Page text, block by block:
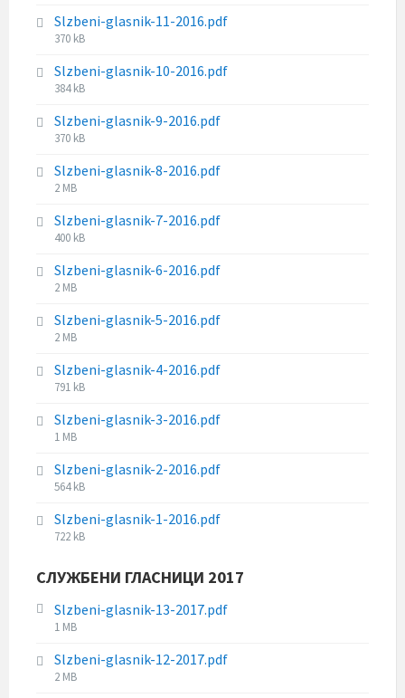
e
:i
z
e
:
l
e
i
z
e
:
Slzbeni-glasnik-11-2016.pdf
F
l
e
i
z
e
:
370 kB
Slzbeni-glasnik-10-2016.pdf
F
l
e
i
z
e
384 kB
Slzbeni-glasnik-9-2016.pdf
F
l
e
i
z
e
:
370 kB
Slzbeni-glasnik-8-2016.pdf
F
l
e
i
z
e
:
2 MB
Slzbeni-glasnik-7-2016.pdf
F
l
e
i
z
e
:
400 kB
Slzbeni-glasnik-6-2016.pdf
F
l
e
i
z
e
:
2 MB
Slzbeni-glasnik-5-2016.pdf
F
l
e
i
z
e
:
2 MB
Slzbeni-glasnik-4-2016.pdf
F
l
e
i
z
e
:
791 kB
Slzbeni-glasnik-3-2016.pdf
F
l
e
i
z
:
1 MB
Slzbeni-glasnik-2-2016.pdf
F
l
e
i
e
:
564 kB
Slzbeni-glasnik-1-2016.pdf
F
l
s
i
e
:
722 kB
СЛУЖБЕНИ ГЛАСНИЦИ 2017
Slzbeni-glasnik-13-2017.pdf
F
l
e
1 MB
Slzbeni-glasnik-12-2017.pdf
F
2 MB